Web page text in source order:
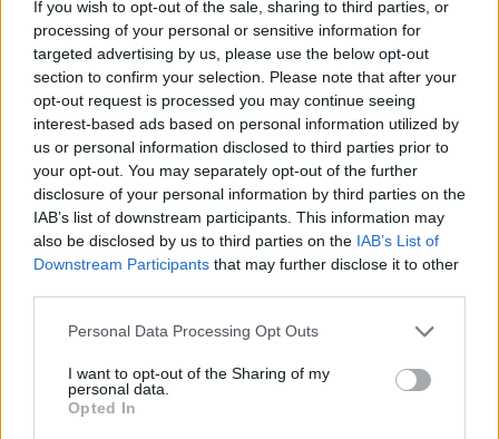
If you wish to opt-out of the sale, sharing to third parties, or
processing of your personal or sensitive information for
targeted advertising by us, please use the below opt-out
section to confirm your selection. Please note that after your
opt-out request is processed you may continue seeing
interest-based ads based on personal information utilized by
us or personal information disclosed to third parties prior to
your opt-out. You may separately opt-out of the further
disclosure of your personal information by third parties on the
IAB’s list of downstream participants. This information may
also be disclosed by us to third parties on the IAB’s List of
Downstream Participants that may further disclose it to other
Personal Data Processing Opt Outs
I want to opt-out of the Sharing of my
personal data.
Opted In
PRATI BUS DISTRICT
Vip e motori, evento fashion per
la nuova Porsche 911
22/03/2019
VEGLIONE CHIC
Party scintillante al Circolo
Antico Tiro a Volo
PORTA DI ROMA
Vip tra gli Angeli: party esclusivo